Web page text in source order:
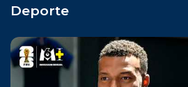
Deporte